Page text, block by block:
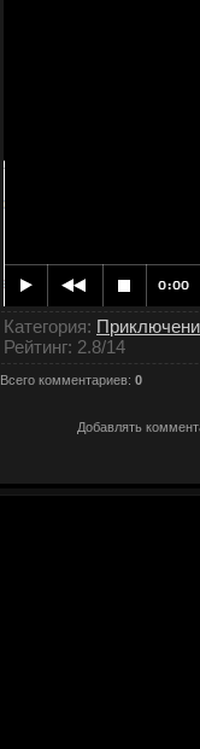
Категория:
Рейтинг: 2.8/14
Всего комментариев: 0
Добавлять